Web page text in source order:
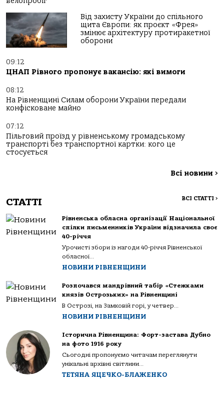
Від захисту України до спільного
щита Європи: як проєкт «Фрея»
змінює архітектуру протиракетної
оборони
09:12
ЦНАП Рівного пропонує вакансію: які вимоги
08:12
На Рівненщині Силам оборони України передали
конфісковане майно
07:12
Пільговий проїзд у рівненському громадському
транспорті без транспортної картки: кого це
стосується
Всі новини >
СТАТТІ ВСІ СТАТТІ >
Рівненська обласна організації Національної
спілки письменників України відзначила своє
40-річчя
Урочисті збори із нагоди 40-річчя Рівненської
обласної...
НОВИНИ РІВНЕНЩИНИ
Розпочався мандрівний табір «Стежками
князів Острозьких» на Рівненщині
В Острозі, на Замковій горі, у четвер...
НОВИНИ РІВНЕНЩИНИ
Історична Рівненщина: Форт-застава Дубно
на фото 1916 року
Сьогодні пропонуємо читачам переглянути
унікальні архівні світлини...
ТЕТЯНА ЯЦЕЧКО-БЛАЖЕНКО